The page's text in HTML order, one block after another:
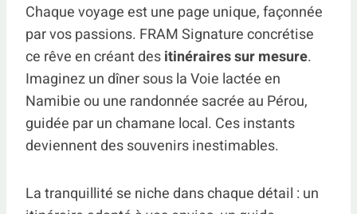
Chaque voyage est une page unique, façonnée
par vos passions. FRAM Signature concrétise
ce rêve en créant desitinéraires sur mesure.
Imaginez un dîner sous la Voie lactée en
Namibie ou une randonnée sacrée au Pérou,
guidée par un chamane local. Ces instants
deviennent des souvenirs inestimables.
La tranquillité se niche dans chaque détail : un